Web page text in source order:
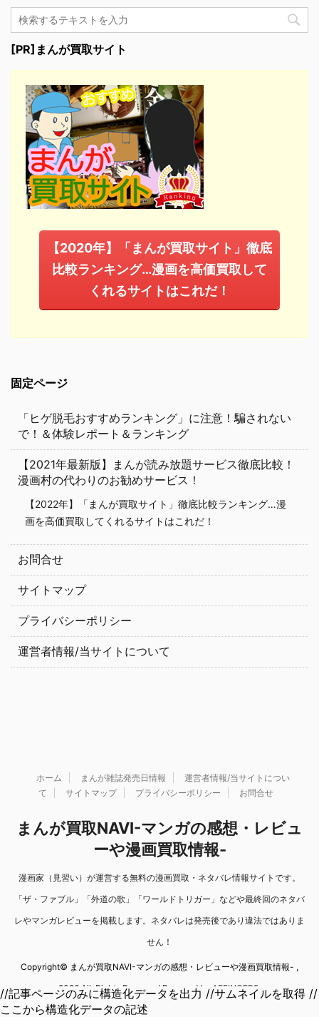
[PR]まんが買取サイト
【2020年】「まんが買取サイト」徹底
比較ランキング…漫画を高価買取して
くれるサイトはこれだ！
固定ページ
「ヒゲ脱毛おすすめランキング」に注意！騙されない
で！＆体験レポート＆ランキング
【2021年最新版】まんが読み放題サービス徹底比較！
漫画村の代わりのお勧めサービス！
【2022年】「まんが買取サイト」徹底比較ランキング…漫
画を高価買取してくれるサイトはこれだ！
お問合せ
サイトマップ
プライバシーポリシー
運営者情報/当サイトについて
ホーム まんが雑誌発売日情報
運営者情報/当サイトについ
て
サイトマップ プライバシーポリシー お問合せ
まんが買取NAVI-マンガの感想・レビュ
ーや漫画買取情報-
漫画家（見習い）が運営する無料の漫画買取・ネタバレ情報サイトです。
「ザ・ファブル」「外道の歌」「ワールドトリガー」などや最終回のネタバ
レやマンガレビューを掲載します。ネタバレは発売後であり違法ではありま
せん！
Copyright© まんが買取NAVI-マンガの感想・レビューや漫画買取情報- ,
2026 All Rights Reserved Powered by AFFINGER5
//記事ページのみに構造化データを出力 //サムネイルを取得 //
ここから構造化データの記述